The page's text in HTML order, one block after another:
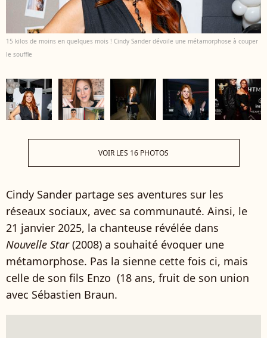
15 kilos de moins en quelques mois ! Cindy Sander dévoile une métamorphose à couper
le souffle
VOIR LES 16 PHOTOS
Cindy Sander partage ses aventures sur les
réseaux sociaux, avec sa communauté. Ainsi, le
21 janvier 2025, la chanteuse révélée dans
Nouvelle Star(2008) a souhaité évoquer une
métamorphose. Pas la sienne cette fois ci, mais
celle de son fils Enzo (18 ans, fruit de son union
avec Sébastien Braun.